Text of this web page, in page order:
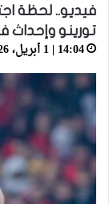
فيديو.. لحظة
تورينو
14:04 | 1 أبريل، 2026